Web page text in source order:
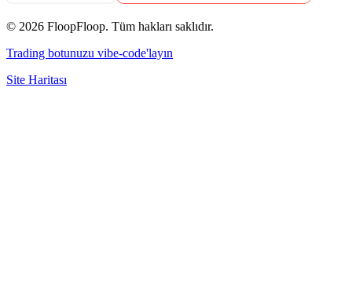
© 2026 FloopFloop. Tüm hakları saklıdır.
Trading botunuzu vibe-code'layın
Site Haritası